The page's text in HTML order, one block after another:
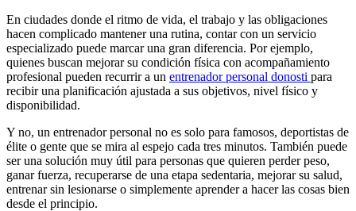
En ciudades donde el ritmo de vida, el trabajo y las obligaciones
hacen complicado mantener una rutina, contar con un servicio
especializado puede marcar una gran diferencia. Por ejemplo,
quienes buscan mejorar su condición física con acompañamiento
profesional pueden recurrir a un entrenador personal donosti para
recibir una planificación ajustada a sus objetivos, nivel físico y
disponibilidad.
Y no, un entrenador personal no es solo para famosos, deportistas de
élite o gente que se mira al espejo cada tres minutos. También puede
ser una solución muy útil para personas que quieren perder peso,
ganar fuerza, recuperarse de una etapa sedentaria, mejorar su salud,
entrenar sin lesionarse o simplemente aprender a hacer las cosas bien
desde el principio.